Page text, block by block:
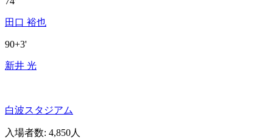
田口 裕也
90+3'
新井 光
白波スタジアム
入場者数: 4,850人